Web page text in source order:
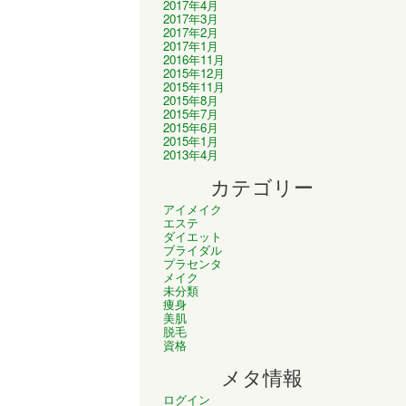
2017年4月
2017年3月
2017年2月
2017年1月
2016年11月
2015年12月
2015年11月
2015年8月
2015年7月
2015年6月
2015年1月
2013年4月
カテゴリー
アイメイク
エステ
ダイエット
ブライダル
プラセンタ
メイク
未分類
痩身
美肌
脱毛
資格
メタ情報
ログイン